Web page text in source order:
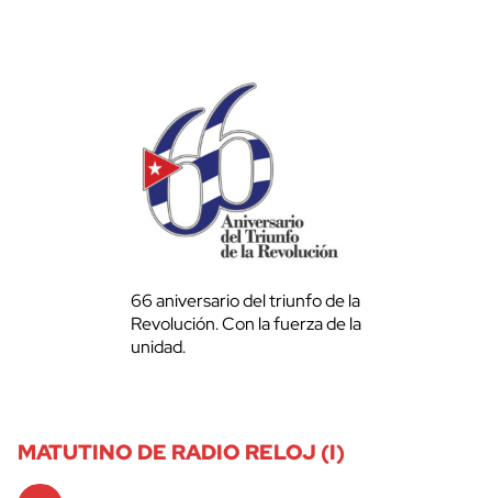
66 aniversario del triunfo de la
Revolución. Con la fuerza de la
unidad.
MATUTINO DE RADIO RELOJ (I)